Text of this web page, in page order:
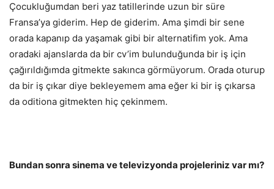
Çocukluğumdan beri yaz tatillerinde uzun bir süre
Fransa’ya giderim. Hep de giderim. Ama şimdi bir sene
orada kapanıp da yaşamak gibi bir alternatifim yok. Ama
oradaki ajanslarda da bir cv’im bulunduğunda bir iş için
çağırıldığımda gitmekte sakınca görmüyorum. Orada oturup
da bir iş çıkar diye bekleyemem ama eğer ki bir iş çıkarsa
da oditiona gitmekten hiç çekinmem.
Bundan sonra sinema ve televizyonda projeleriniz var mı?